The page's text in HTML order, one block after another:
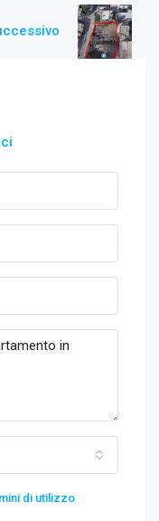
di utilizzo